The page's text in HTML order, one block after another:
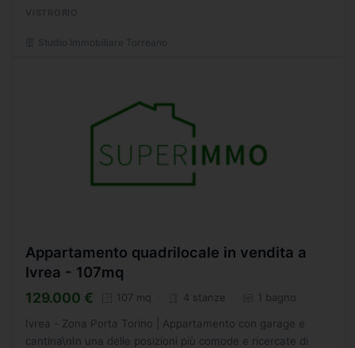
Appartamento quadrilocale in vendita a
Ivrea - 107mq
129.000 € 107 mq 4 stanze 1 bagno
Ivrea - Zona Porta Torino | Appartamento con garage e
cantina\nIn una delle posizioni più comode e ricercate di